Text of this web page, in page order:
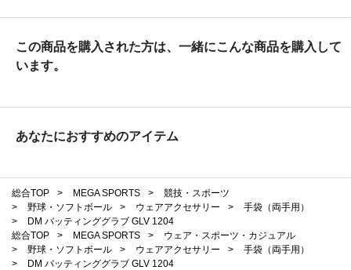
この商品を購入された方は、一緒にこんな商品を購入して
います。
あなたにおすすめのアイテム
総合TOP > MEGA SPORTS >
競技・スポーツ
>
野球・ソフトボール > ウェアアクセサリー >
手袋（両手用）
>
DM バッティンググラブ GLV 1204
総合TOP
> MEGA SPORTS >
ウェア・スポーツ・カジュアル
>
野球・ソフトボール > ウェアアクセサリー >
手袋（両手用）
>
DM バッティンググラブ GLV 1204